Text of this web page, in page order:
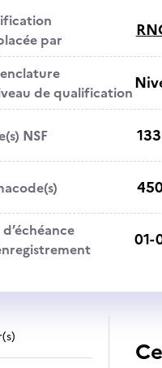
par
de qualification
NSF
01-